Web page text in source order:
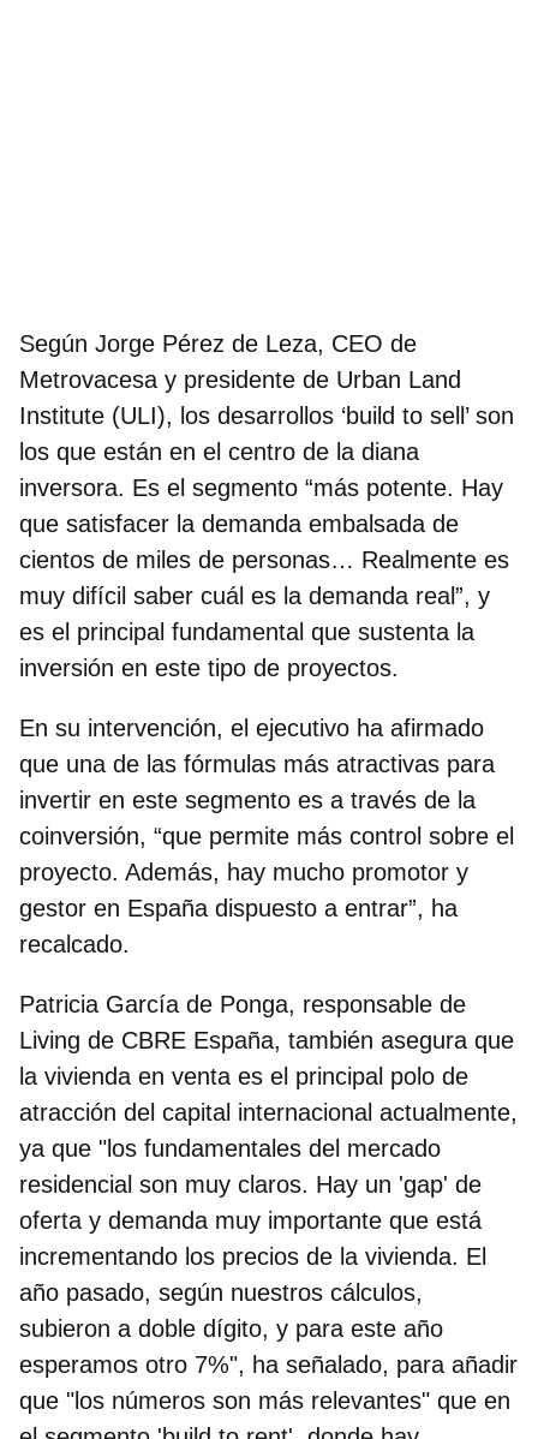
Según Jorge Pérez de Leza, CEO de
Metrovacesa y presidente de Urban Land
Institute (ULI), los desarrollos ‘build to sell’ son
los que están en el centro de la diana
inversora. Es el segmento “más potente. Hay
que satisfacer la demanda embalsada de
cientos de miles de personas… Realmente es
muy difícil saber cuál es la demanda real”, y
es el principal fundamental que sustenta la
inversión en este tipo de proyectos.
En su intervención, el ejecutivo ha afirmado
que una de las fórmulas más atractivas para
invertir en este segmento es a través de la
coinversión, “que permite más control sobre el
proyecto. Además, hay mucho promotor y
gestor en España dispuesto a entrar”, ha
recalcado.
Patricia García de Ponga, responsable de
Living de CBRE España, también asegura que
la vivienda en venta es el principal polo de
atracción del capital internacional actualmente,
ya que "los fundamentales del mercado
residencial son muy claros. Hay un 'gap' de
oferta y demanda muy importante que está
incrementando los precios de la vivienda. El
año pasado, según nuestros cálculos,
subieron a doble dígito, y para este año
esperamos otro 7%", ha señalado, para añadir
que "los números son más relevantes" que en